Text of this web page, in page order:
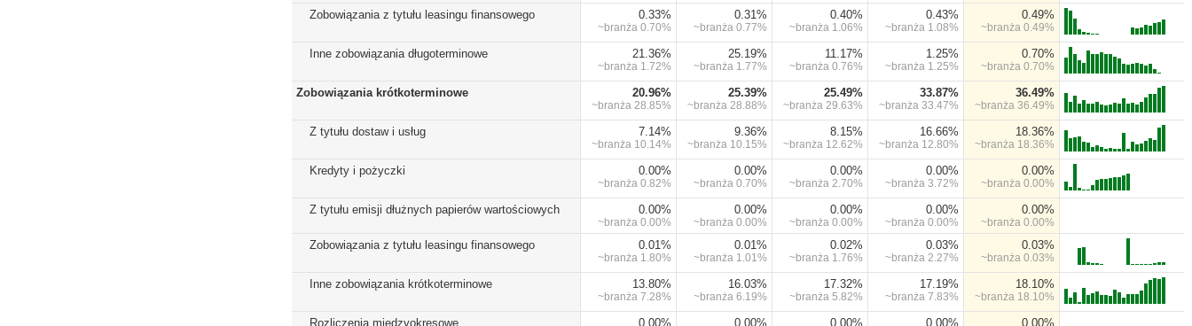
Zobowiązania z tytułu leasingu finansowego 0.33%
~branża 0.70%
0.31%
~branża 0.77%
0.40%
~branża 1.06%
0.43%
~branża 1.08%
0.49%
~branża 0.49%
Inne zobowiązania długoterminowe 21.36%
~branża 1.72%
25.19%
~branża 1.77%
11.17%
~branża 0.76%
1.25%
~branża 1.25%
0.70%
~branża 0.70%
Zobowiązania krótkoterminowe 20.96%
~branża 28.85%
25.39%
~branża 28.88%
25.49%
~branża 29.63%
33.87%
~branża 33.47%
36.49%
~branża 36.49%
Z tytułu dostaw i usług 7.14%
~branża 10.14%
9.36%
~branża 10.15%
8.15%
~branża 12.62%
16.66%
~branża 12.80%
18.36%
~branża 18.36%
Kredyty i pożyczki 0.00%
~branża 0.82%
0.00%
~branża 0.70%
0.00%
~branża 2.70%
0.00%
~branża 3.72%
0.00%
~branża 0.00%
Z tytułu emisji dłużnych papierów wartościowych 0.00%
~branża 0.00%
0.00%
~branża 0.00%
0.00%
~branża 0.00%
0.00%
~branża 0.00%
0.00%
~branża 0.00%
Zobowiązania z tytułu leasingu finansowego 0.01%
~branża 1.80%
0.01%
~branża 1.01%
0.02%
~branża 1.76%
0.03%
~branża 2.27%
0.03%
~branża 0.03%
Inne zobowiązania krótkoterminowe 13.80%
~branża 7.28%
16.03%
~branża 6.19%
17.32%
~branża 5.82%
17.19%
~branża 7.83%
18.10%
~branża 18.10%
Rozliczenia międzyokresowe 0.00% 0.00% 0.00% 0.00% 0.00%